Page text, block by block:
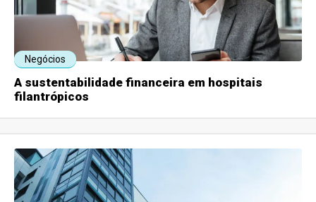
Negócios
A sustentabilidade financeira em hospitais
filantrópicos